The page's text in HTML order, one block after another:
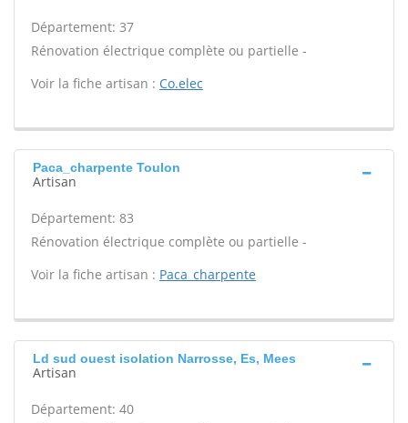
Département: 37
Rénovation électrique complète ou partielle -
Voir la fiche artisan : Co.elec
Paca_charpente Toulon
Artisan
Département: 83
Rénovation électrique complète ou partielle -
Voir la fiche artisan : Paca_charpente
Ld sud ouest isolation Narrosse, Es, Mees
Artisan
Département: 40